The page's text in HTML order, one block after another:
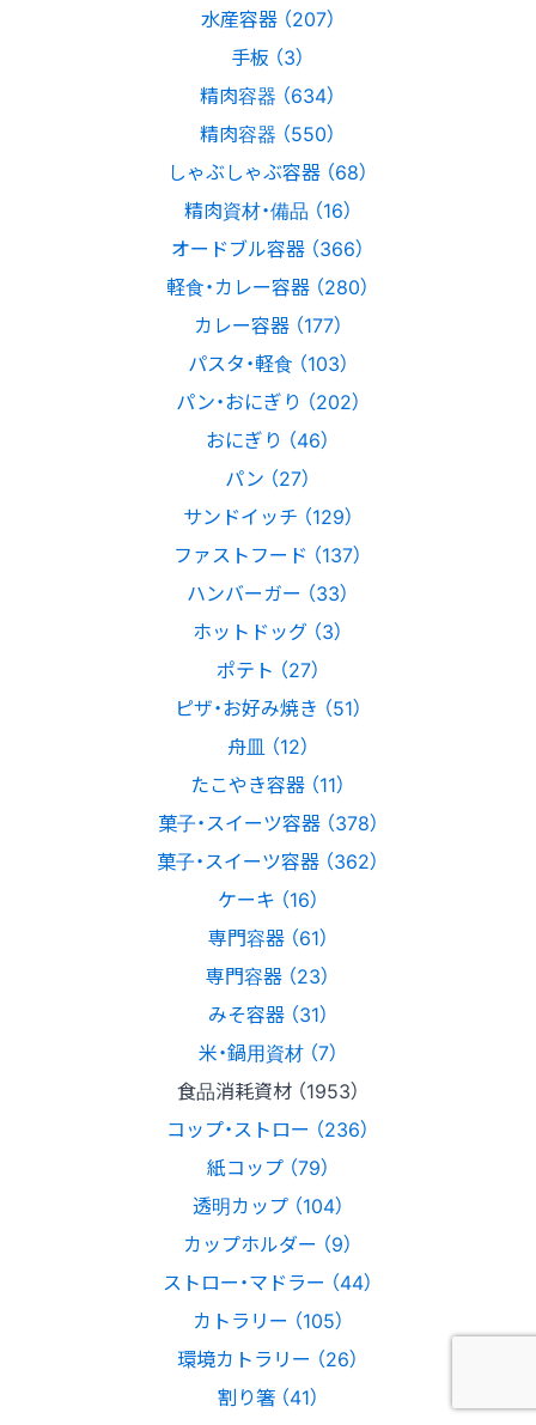
水産容器 （207）
手板 （3）
精肉容器 （634）
精肉容器 （550）
しゃぶしゃぶ容器 （68）
精肉資材・備品 （16）
オードブル容器 （366）
軽食・カレー容器 （280）
カレー容器 （177）
パスタ・軽食 （103）
パン・おにぎり （202）
おにぎり （46）
パン （27）
サンドイッチ （129）
ファストフード （137）
ハンバーガー （33）
ホットドッグ （3）
ポテト （27）
ピザ・お好み焼き （51）
舟皿 （12）
たこやき容器 （11）
菓子・スイーツ容器 （378）
菓子・スイーツ容器 （362）
ケーキ （16）
専門容器 （61）
専門容器 （23）
みそ容器 （31）
米・鍋用資材 （7）
食品消耗資材 （1953）
コップ・ストロー （236）
紙コップ （79）
透明カップ （104）
カップホルダー （9）
ストロー・マドラー （44）
カトラリー （105）
環境カトラリー （26）
割り箸 （41）